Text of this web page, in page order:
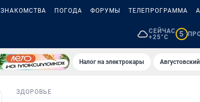
ЗНАКОМСТВА ПОГОДА ФОРУМЫ ТЕЛЕПРОГРАММА
СЕЙЧАС
+25°C
5
Налог на электрокары
ЗДОРОВЬЕ